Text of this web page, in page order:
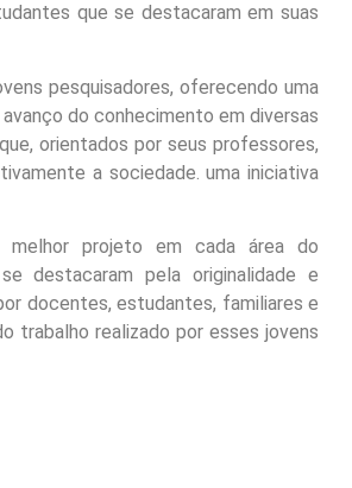
que se destacaram em suas
pesquisadores, oferecendo uma
do conhecimento em diversas
orientados por seus professores,
a sociedade. uma iniciativa
melhor projeto em cada área do
destacaram pela originalidade e
docentes, estudantes, familiares e
trabalho realizado por esses jovens